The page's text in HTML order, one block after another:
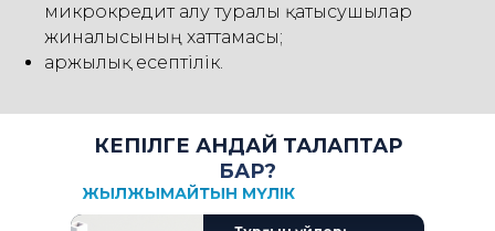
микрокредит алу туралы қатысушылар
жиналысының хаттамасы;
Қаржылық есептілік.
КЕПІЛГЕ ҚАНДАЙ ТАЛАПТАР
БАР?
ЖЫЛЖЫМАЙТЫН МҮЛІК